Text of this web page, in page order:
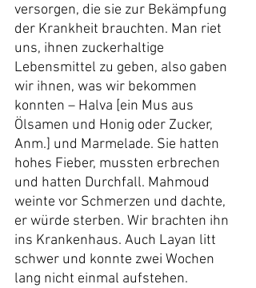
versorgen, die sie zur Bekämpfung
der Krankheit brauchten. Man riet
uns, ihnen zuckerhaltige
Lebensmittel zu geben, also gaben
wir ihnen, was wir bekommen
konnten – Halva [ein Mus aus
Ölsamen und Honig oder Zucker,
Anm.] und Marmelade. Sie hatten
hohes Fieber, mussten erbrechen
und hatten Durchfall. Mahmoud
weinte vor Schmerzen und dachte,
er würde sterben. Wir brachten ihn
ins Krankenhaus. Auch Layan litt
schwer und konnte zwei Wochen
lang nicht einmal aufstehen.